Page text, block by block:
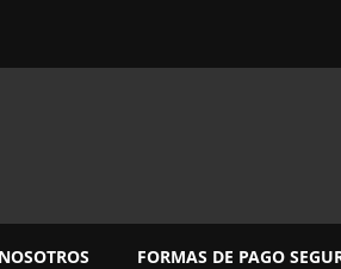
FORMAS DE PAGO